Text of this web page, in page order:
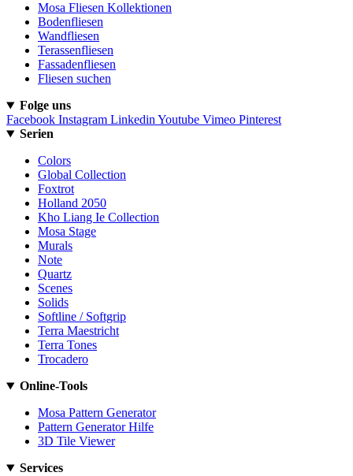
Mosa Fliesen Kollektionen
Bodenfliesen
Wandfliesen
Terassenfliesen
Fassadenfliesen
Fliesen suchen
Folge uns
Facebook Instagram Linkedin Youtube Vimeo Pinterest
Serien
Colors
Global Collection
Foxtrot
Holland 2050
Kho Liang Ie Collection
Mosa Stage
Murals
Note
Quartz
Scenes
Solids
Softline / Softgrip
Terra Maestricht
Terra Tones
Trocadero
Online-Tools
Mosa Pattern Generator
Pattern Generator Hilfe
3D Tile Viewer
Services